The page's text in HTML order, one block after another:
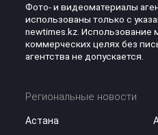
Фото- и видеоматериалы
использованы только с
newtimes.kz. Использование
коммерческих целях без
агентства не допускается.
Региональные новости
Астана